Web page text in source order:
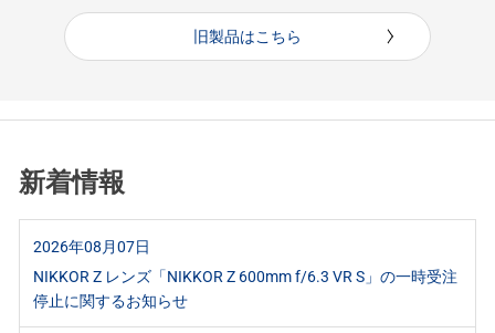
旧製品はこちら
新着情報
2026年08月07日
NIKKOR Z レンズ「NIKKOR Z 600mm f/6.3 VR S」の一時受注
停止に関するお知らせ